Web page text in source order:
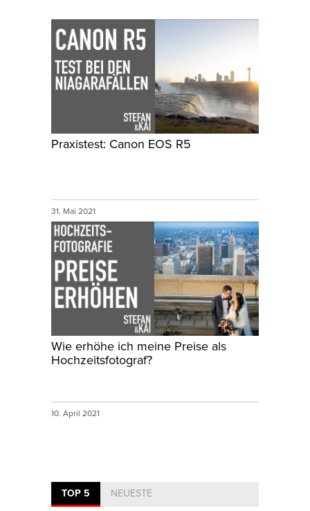
Praxistest: Canon EOS R5
31. Mai 2021
Wie erhöhe ich meine Preise als
Hochzeitsfotograf?
10. April 2021
TOP 5 NEUESTE